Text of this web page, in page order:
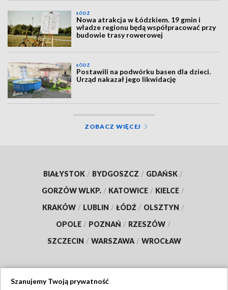
ŁÓDŹ
Nowa atrakcja w Łódzkiem. 19 gmin i
władze regionu będą współpracować przy
budowie trasy rowerowej
ŁÓDŹ
Postawili na podwórku basen dla dzieci.
Urząd nakazał jego likwidację
ZOBACZ WIĘCEJ
BIAŁYSTOK / BYDGOSZCZ / GDAŃSK /
GORZÓW WLKP. / KATOWICE / KIELCE /
KRAKÓW / LUBLIN / ŁÓDŹ / OLSZTYN /
OPOLE / POZNAŃ / RZESZÓW /
SZCZECIN / WARSZAWA / WROCŁAW
Szanujemy Twoją prywatność